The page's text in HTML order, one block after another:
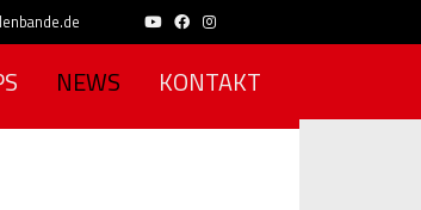
NEWS KONTAKT